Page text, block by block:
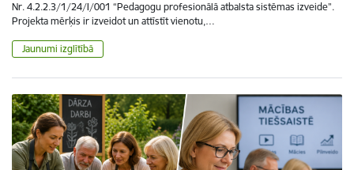
Nr. 4.2.2.3/1/24/I/001 “Pedagogu profesionālā atbalsta sistēmas izveide”.
Projekta mērķis ir izveidot un attīstīt vienotu,…
Jaunumi izglītībā